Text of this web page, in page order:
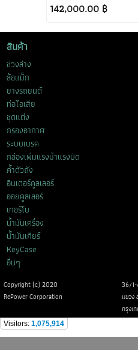
142,000.00 ฿
สินค้า
ช่วงล่าง
ล้อแม็ก
ยางรถยนต์
ท่อไอเสีย
ชุดแต่ง
กรองอากาศ
ระบบเบรค
กล่องเพิ่มแรงม้าแรงบิด
ค้ำตัวถัง
อินเตอร์คูลเลอร์
ออยคูลเลอร์
เทอร์โบ
น้ำมันเครื่อง
น้ำมันเกียร์
KeyCase
อื่นๆ
Copyright (c) 2020
36/1-
RePower Corporation
แขวง
กรุงเ
Visitors: 1,075,914